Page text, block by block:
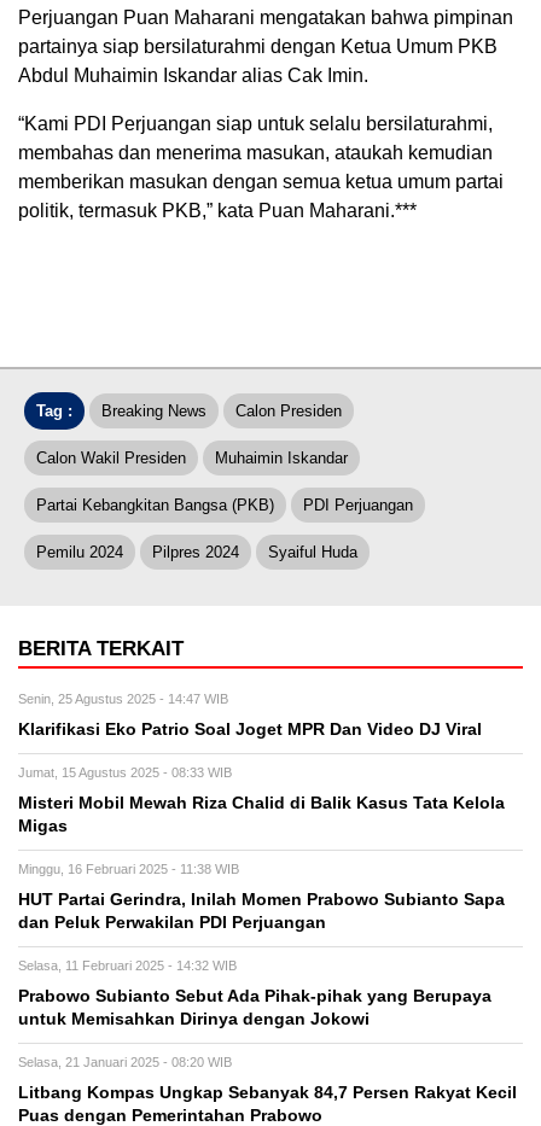
Perjuangan Puan Maharani mengatakan bahwa pimpinan
partainya siap bersilaturahmi dengan Ketua Umum PKB
Abdul Muhaimin Iskandar alias Cak Imin.
“Kami PDI Perjuangan siap untuk selalu bersilaturahmi,
membahas dan menerima masukan, ataukah kemudian
memberikan masukan dengan semua ketua umum partai
politik, termasuk PKB,” kata Puan Maharani.***
Tag : Breaking News Calon Presiden
Calon Wakil Presiden Muhaimin Iskandar
Partai Kebangkitan Bangsa (PKB) PDI Perjuangan
Pemilu 2024 Pilpres 2024 Syaiful Huda
BERITA TERKAIT
Senin, 25 Agustus 2025 - 14:47 WIB
Klarifikasi Eko Patrio Soal Joget MPR Dan Video DJ Viral
Jumat, 15 Agustus 2025 - 08:33 WIB
Misteri Mobil Mewah Riza Chalid di Balik Kasus Tata Kelola
Migas
Minggu, 16 Februari 2025 - 11:38 WIB
HUT Partai Gerindra, Inilah Momen Prabowo Subianto Sapa
dan Peluk Perwakilan PDI Perjuangan
Selasa, 11 Februari 2025 - 14:32 WIB
Prabowo Subianto Sebut Ada Pihak-pihak yang Berupaya
untuk Memisahkan Dirinya dengan Jokowi
Selasa, 21 Januari 2025 - 08:20 WIB
Litbang Kompas Ungkap Sebanyak 84,7 Persen Rakyat Kecil
Puas dengan Pemerintahan Prabowo